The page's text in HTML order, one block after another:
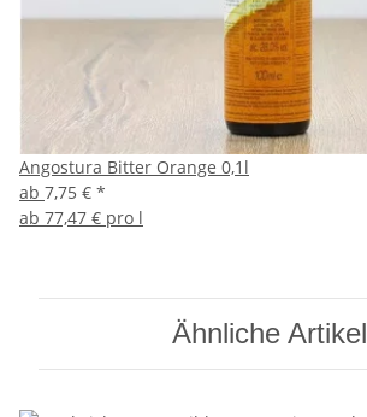
Angostura Bitter Orange 0,1l
ab 7,75 € *
ab 77,47 € pro l
Ähnliche Artikel